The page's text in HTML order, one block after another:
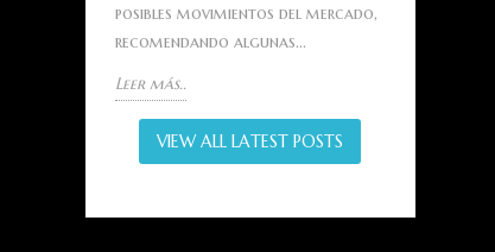
posibles movimientos del mercado,
recomendando algunas...
Leer más..
VIEW ALL LATEST POSTS